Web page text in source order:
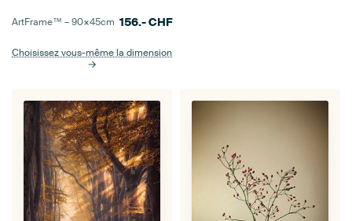
ArtFrame™ –90×45cm 156.-CHF
Choisissez vous-même la dimension